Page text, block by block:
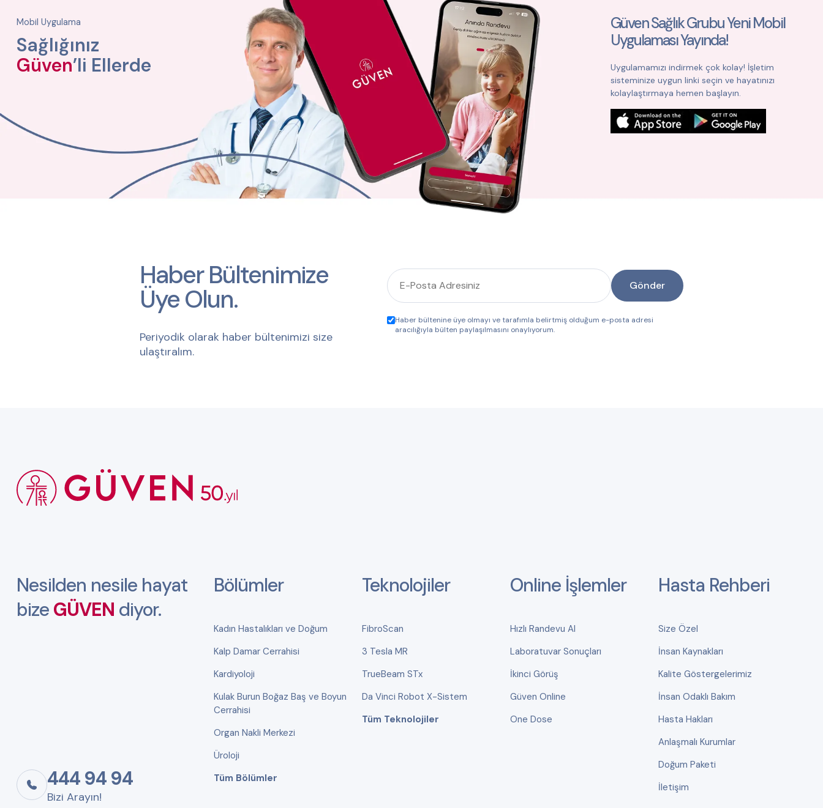
Mobil Uygulama
Sağlığınız
Güven’li Ellerde
Güven Sağlık Grubu Yeni Mobil
Uygulaması Yayında!
Uygulamamızı indirmek çok kolay! İşletim
sisteminize uygun linki seçin ve hayatınızı
kolaylaştırmaya hemen başlayın.
Haber Bültenimize
Üye Olun.
Periyodik olarak haber bültenimizi size
ulaştıralım.
Gönder
Haber bültenine üye olmayı ve tarafımla belirtmiş olduğum e-posta adresi
aracılığıyla bülten paylaşılmasını onaylıyorum.
Nesilden nesile hayat
bize GÜVEN diyor.
444 94 94
Bizi Arayın!
Bölümler
Kadın Hastalıkları ve Doğum
Kalp Damar Cerrahisi
Kardiyoloji
Kulak Burun Boğaz Baş ve Boyun
Cerrahisi
Organ Nakli Merkezi
Üroloji
Tüm Bölümler
Teknolojiler
FibroScan
3 Tesla MR
TrueBeam STx
Da Vinci Robot X-Sistem
Tüm Teknolojiler
Online İşlemler
Hızlı Randevu Al
Laboratuvar Sonuçları
İkinci Görüş
Güven Online
One Dose
Hasta Rehberi
Size Özel
İnsan Kaynakları
Kalite Göstergelerimiz
İnsan Odaklı Bakım
Hasta Hakları
Anlaşmalı Kurumlar
Doğum Paketi
İletişim